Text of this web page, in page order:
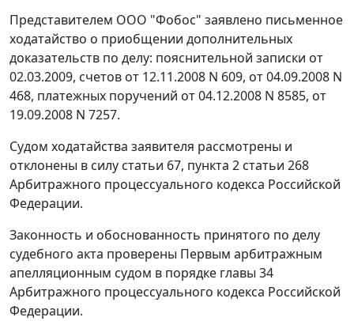
Представителем ООО "Фобос" заявлено письменное
ходатайство о приобщении дополнительных
доказательств по делу: пояснительной записки от
02.03.2009, счетов от 12.11.2008 N 609, от 04.09.2008 N
468, платежных поручений от 04.12.2008 N 8585, от
19.09.2008 N 7257.
Судом ходатайства заявителя рассмотрены и
отклонены в силу статьи 67, пункта 2 статьи 268
Арбитражного процессуального кодекса Российской
Федерации.
Законность и обоснованность принятого по делу
судебного акта проверены Первым арбитражным
апелляционным судом в порядке главы 34
Арбитражного процессуального кодекса Российской
Федерации.